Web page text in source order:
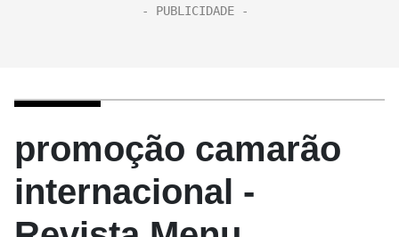
promoção camarão
internacional -